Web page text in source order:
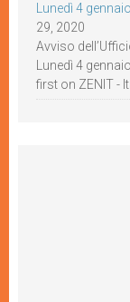
Lunedì 4
29, 2020
Avviso
Lunedì 4
first on ZENIT -